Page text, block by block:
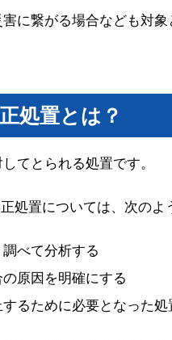
に繋がる場合なども対象
処置とは？
てとられる処置です。
処置については、次のよ
べて分析する
原因を明確にする
するために必要となった